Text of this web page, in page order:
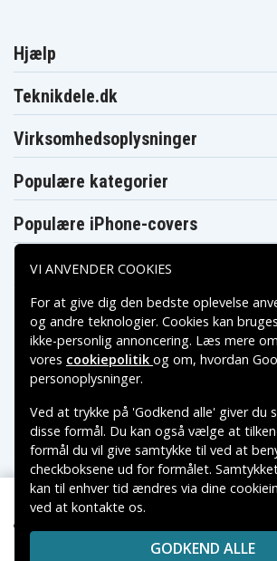
Hjælp
Teknikdele.dk
Virksomhedsoplysninger
Populære kategorier
Populære iPhone-covers
Populære Samsung-covers
Betalingsmuligheder
Leveringsmuligheder
Copyright © 2026, Spares
VAREMÆRKER NÆVNT PÅ DETTE
RESPEKTIVE VAREMÆRKERS-
VI ANVENDER COOKIES
For at give dig den bedste oplevelse
og andre teknologier. Cookies kan
ikke-personlig annoncering. Læs mere
vores cookiepolitik og om, hvordan
personoplysninger.
Ved at trykke på 'Godkend alle' giver du
disse formål. Du kan også vælge at
formål du vil give samtykke til ved at
checkboksene ud for formålet.
kan til enhver tid ændres via dine
ved at kontakte os.
GODKEND ALLE